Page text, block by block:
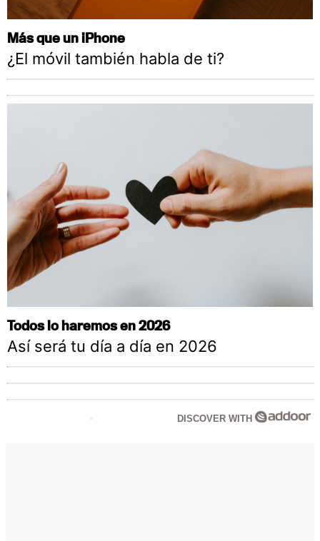
Más que un iPhone
¿El móvil también habla de ti?
Todos lo haremos en 2026
Así será tu día a día en 2026
DISCOVER WITH